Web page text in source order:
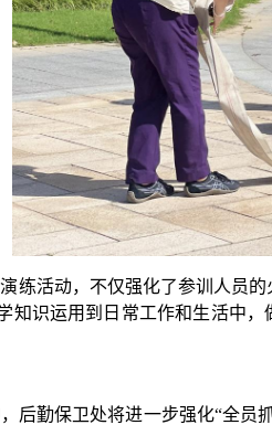
练活动，不仅强化了参训人员
知识运用到日常工作和生活中
后勤保卫处将进一步强化“全员